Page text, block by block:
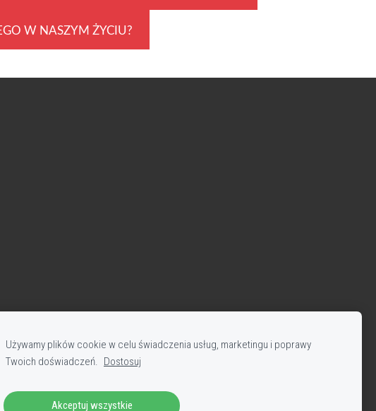
W NASZYM ŻYCIU?
Używamy plików cookie w celu świadczenia usług, marketingu i poprawy
Twoich doświadczeń. Dostosuj
Akceptuj wszystkie